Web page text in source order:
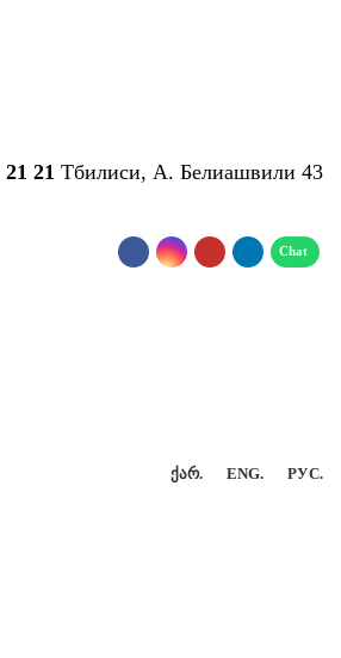
21 Тбилиси, А. Белиашвили 43
ᲥᲐᲠ. ENG. РУС.